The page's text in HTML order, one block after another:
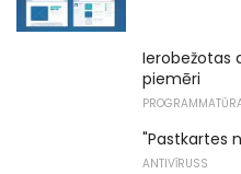
Ierobežotas
piemēri
"Pastkartes
ANTIVĪRUSS